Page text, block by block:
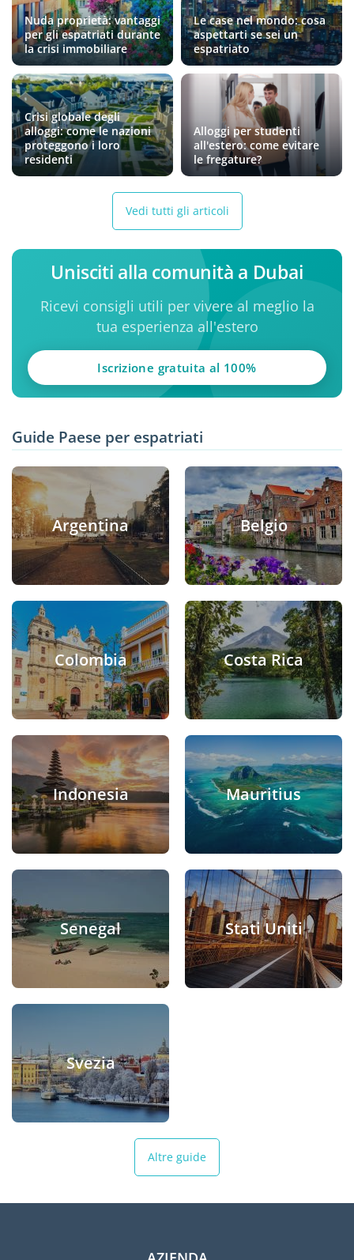
Nuda proprietà: vantaggi
per gli espatriati durante
la crisi immobiliare
Le case nel mondo: cosa
aspettarti se sei un
espatriato
Crisi globale degli
alloggi: come le nazioni
proteggono i loro
residenti
Alloggi per studenti
all'estero: come evitare
le fregature?
Vedi tutti gli articoli
Unisciti alla comunità a Dubai
Ricevi consigli utili per vivere al meglio la
tua esperienza all'estero
Iscrizione gratuita al 100%
Guide Paese per espatriati
Argentina Belgio
Colombia Costa Rica
Indonesia Mauritius
Senegal Stati Uniti
Svezia
Altre guide